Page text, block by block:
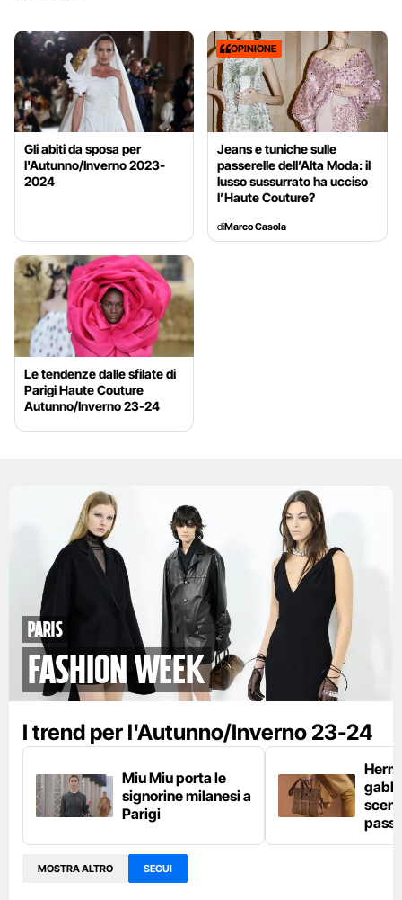
Gli abiti da sposa per
l'Autunno/Inverno 2023-
2024
OPINIONE
Jeans e tuniche sulle
passerelle dell’Alta Moda: il
lusso sussurrato ha ucciso
l’Haute Couture?
diMarco Casola
Le tendenze dalle sfilate di
Parigi Haute Couture
Autunno/Inverno 23-24
paris
fashion week
I trend per l'Autunno/Inverno 23-24
Miu Miu porta le
signorine milanesi a
Parigi
MOSTRA ALTRO SEGUI